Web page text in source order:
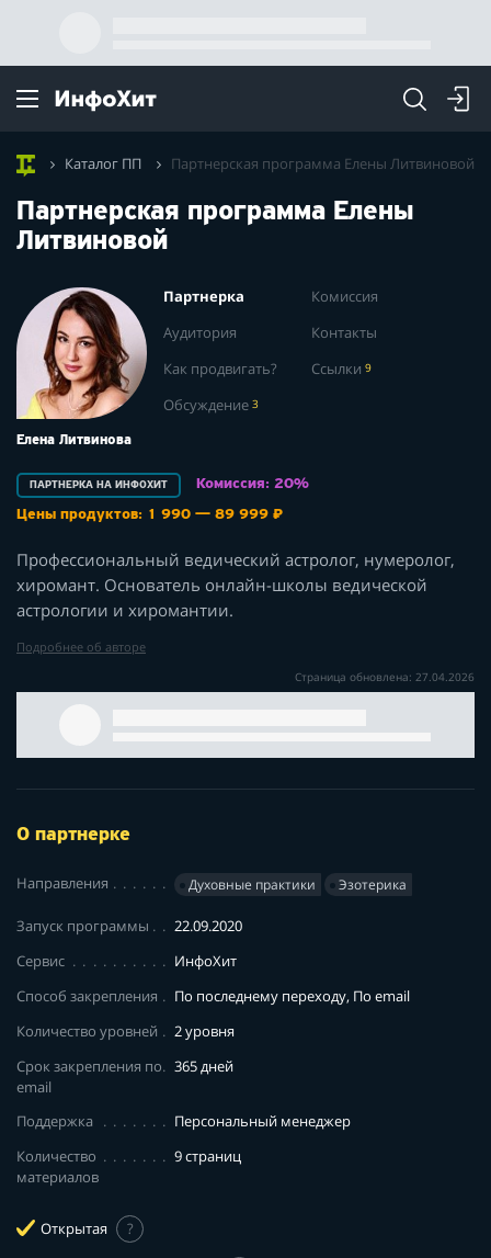
Каталог ПП Партнерская программа Елены Литвиновой
Партнерская программа Елены
Литвиновой
Елена Литвинова
Партнерка
Комиссия
Аудитория
Контакты
Как продвигать?
Ссылки 9
Обсуждение3
ПАРТНЕРКА НА ИНФОХИТ
Комиссия: 20%
Цены продуктов: 1 990 — 89 999 ₽
Профессиональный ведический астролог, нумеролог,
хиромант. Основатель онлайн-школы ведической
астрологии и хиромантии.
Подробнее об авторе
Страница обновлена: 27.04.2026
О партнерке
Направления Духовные практики Эзотерика
Запуск программы
22.09.2020
Сервис
ИнфоХит
Способ закрепления
По последнему переходу, По email
Количество уровней
2 уровня
Срок закрепления по
email
365 дней
Поддержка
Персональный менеджер
Количество
материалов
9 страниц
Открытая ?